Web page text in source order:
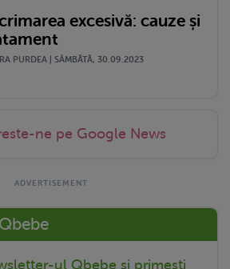
excesivă: cauze și
PURDEA | SÂMBĂTĂ, 30.09.2023
ne pe Google News
ul Qbebe și primești